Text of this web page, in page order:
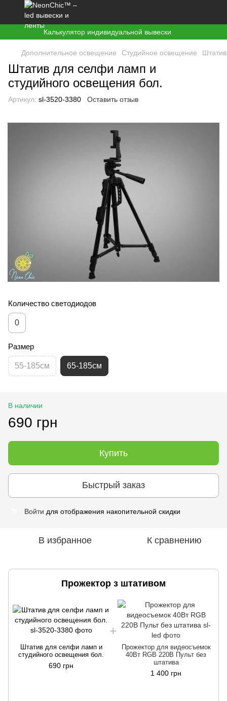
Калькулятор индивидуальной вывески
Дополнительное освещение Студийное освещение
Штатив для селфи ламп и
студийного освещения бол.
Артикул: sl-3520-3380 Оставить отзыв
Количество светодиодов
0
Размер
55-185см 65-185см
В наличии
690 грн
Купить
Быстрый заказ
Войти для отображения накопительной скидки
В избранное К сравнению
Прожектор з штативом
Штатив для селфи ламп и
студийного освещения бол.
690 грн
Прожектор для видеосъемок
40Вт RGB 220В Пульт без
штатива
1 400 грн